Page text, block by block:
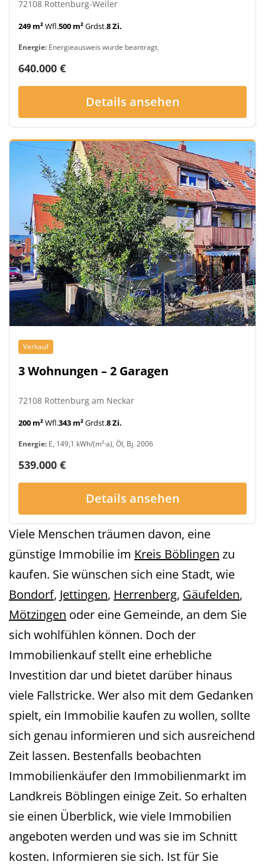
72108 Rottenburg-Weiler
249 m²Wfl.500 m²Grdst.8 Zi.
Energie: Energieausweis wurde beantragt.
640.000 €
Details ansehen
Verkauf
3 Wohnungen – 2 Garagen
72108 Rottenburg am Neckar
200 m²Wfl.343 m²Grdst.8 Zi.
Energie: E, 149,1 kWh/(m²·a), Öl, Bj. 2006
539.000 €
Details ansehen
Viele Menschen träumen davon, eine
günstige Immobilie im Kreis Böblingen zu
kaufen. Sie wünschen sich eine Stadt, wie
Bondorf, Jettingen, Herrenberg, Gäufelden,
Mötzingen oder eine Gemeinde, an dem Sie
sich wohlfühlen können. Doch der
Immobilienkauf stellt eine erhebliche
Investition dar und bietet darüber hinaus
viele Fallstricke. Wer also mit dem Gedanken
spielt, ein Immobilie kaufen zu wollen, sollte
sich genau informieren und sich ausreichend
Zeit lassen. Bestenfalls beobachten
Immobilienkäufer den Immobilienmarkt im
Landkreis Böblingen einige Zeit. So erhalten
sie einen Überblick, wie viele Immobilien
angeboten werden und was sie im Schnitt
kosten. Informieren sie sich. Ist für Sie